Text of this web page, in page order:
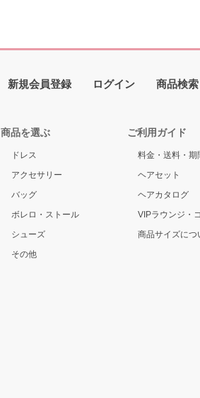
新規会員登録 ログイン 商品検索
商品を選ぶ
ドレス
アクセサリー
バッグ
ボレロ・ストール
シューズ
その他
ご利用ガイド
料金・送料・期
ヘアセット
ヘアカタログ
VIPラウンジ・
商品サイズにつ